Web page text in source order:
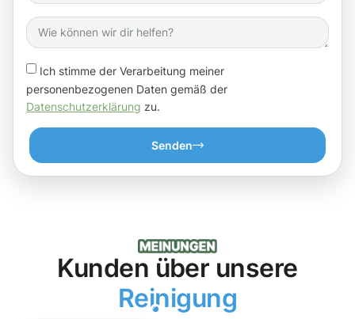
Ich stimme der Verarbeitung meiner
personenbezogenen Daten gemäß der
Datenschutzerklärung zu.
Senden
Kunden über unsere
Reinigung